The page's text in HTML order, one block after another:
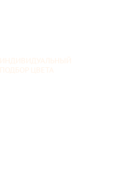
ИНДИВИДУАЛЬНЫЙ
ПОДБОР ЦВЕТА